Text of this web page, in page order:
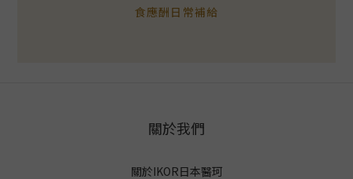
食應酬日常補給
關於我們
關於IKOR日本醫珂